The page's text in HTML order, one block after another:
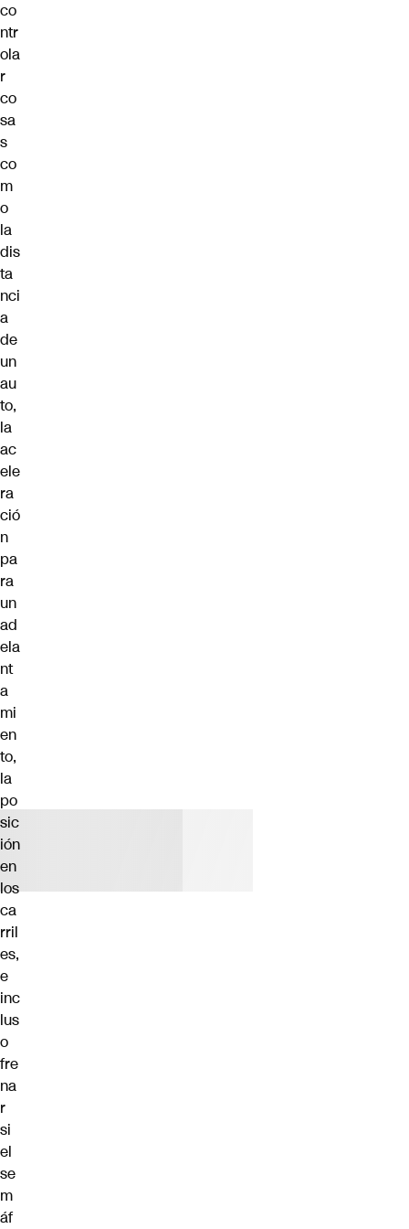
co
ntr
ola
r
co
sa
s
co
m
o
la
dis
ta
nci
a
de
un
au
to,
la
ac
ele
ra
ció
n
pa
ra
un
ad
ela
nt
a
mi
en
to,
la
po
sic
ión
en
los
ca
rril
es,
e
inc
lus
o
fre
na
r
si
el
se
m
áf